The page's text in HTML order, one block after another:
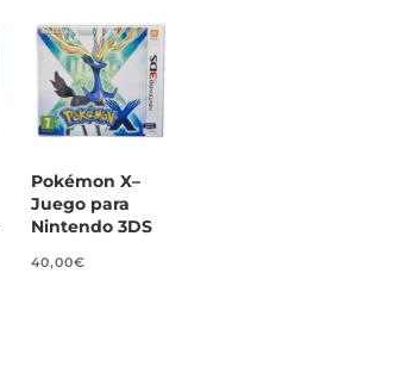
Pokémon X–
Juego para
Nintendo 3DS
40,00€